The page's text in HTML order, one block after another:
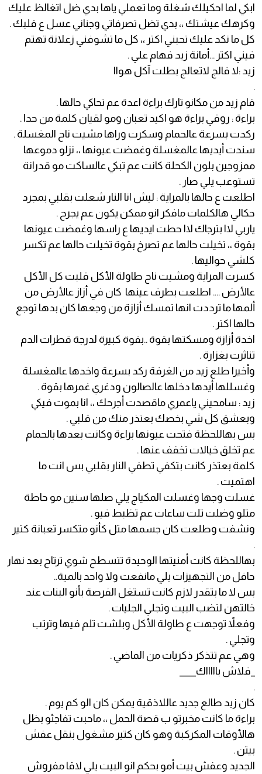
ابكي لما احكيلك شغلة وما تعملي ياها بدي ضل اتغالظ عليك
وكرهك عيشتك ،، بدي تضل تصرفاتي وجناني عسل ع قلبك .
كل ما نكد عليك تحبني اكتر ،، كل ما تشوفني زعلانة تهتم
فيني اكتر ...أمانة زيد فهام علي .
زيد :لا فالج لاتعالج بطلت آكل هواا
.
قام زيد من مكانو تارك براءة اعدة عم تحاكي حالها .
براءة : روقي براءة هو اكيد تعبان ومو لقيان كلمة من حدا .
ركدت بسرعة عالحمام وسكرت وراها مشيت ناح المغسلة .
سندت أيديها عالمغسلة وغمضت عيونها ،، نزلو دموعها
ممزوجين بلون الكحلة كانت عم تبكي عالساكت مو قدرانة
تستوعب يلي صار .
اطلعت ع حالها بالمراية : ليش انا النار شعلت بقلبي بمجرد
حكالي هالكلمات مافكر انو ممكن يكون عم يجرح .
ياربي لاا بترجاك لاا حطت ايديها ع راسها وغمضت عيونها
بقوة ،، تخيلت حالها عم تصرخ بقوة تخيلت حالها عم تكسر
كلشي حواليها .
كسرت المراية ومشيت ناح طاولة الأكل قلبت كل الأكل
عالأرض .... اطلعت بطرف عينها كان في أزاز عالأرض من
ألمها ما ترددت انها تمسك أزازة من وجعها كان بدها توجع
حالها اكتر .
اخدة أزازة ومسكتها بقوة ..بقوة كبيرة لدرجة قطرات الدم
تناثرت بغزارة .
وأخيرا طلع زيد من الغرفة ركد بسرعة واخدها عالمغسلة
وغسللها أيدها دخلها عالصالون ودغري غمرها بقوة .
زيد : سامحيني ياعمري ماقصدت أجرحك ،، انا بموت فيكي
وبعشق كل شي بخصك بعتذر منك من قلبي .
بس بهاللحظة فتحت عيونها براءة وكانت بعدها بالحمام
عم تخلق خيالات تخفف عنها .
كلمة بعتذر كانت بتكفي تطفي النار بقلبي بس انت ما
اهتميت .
غسلت وجها وغسلت المكياج يلي صلها سنين مو حاطة
متلو وضلت تلت ساعات عم تظبط فيو .
ونشفت وطلعت كان جسمها متل كأنو متكسر تعبانة كتير
.
بهاللحظة كانت أمنيتها الوحيدة تتسطح شوي ترتاح بعد نهار
حافل من التجهيزات يلي مانفعت ولا واحد بالمية..
بس لا ما بتقدر لازم كانت تستغل الفرصة بأنو البنات عند
خالتهن لتضب البيت وتجلي الجليات .
وفعلاً توجهت ع طاولة الأكل وبلشت تلم فيها وترتب
وتجلي .
وهي عم تتذكر ذكريات من الماضي .
_فلاش باااااك____
.
كان زيد طالع جديد عاللاذقية يمكن كان الو كم يوم .
براءة ما كانت مخبرتو ب قصة الحمل ،، ماحبت تفاجئو بظل
هالأوقات المكركبة وهو كان كتير مشغول بنقل عفش
بيتن .
الجديد وعفش بيت أمو بحكم انو البيت يلي لاقا مفروش